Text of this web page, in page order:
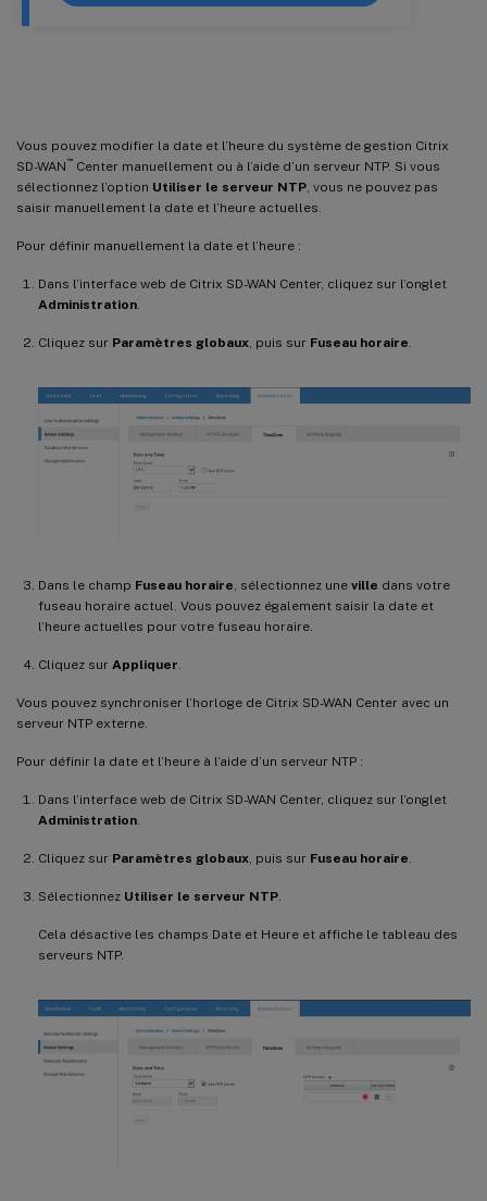
Vous pouvez modifier la date et l’heure du système de gestion Citrix
SD-WAN ™
Center manuellement ou à l’aide d’un serveur NTP. Si vous
sélectionnez l’option Utiliser le serveur NTP , vous ne pouvez pas
saisir manuellement la date et l’heure actuelles.
Pour définir manuellement la date et l’heure :
Dans l’interface web de Citrix SD-WAN Center, cliquez sur l’onglet
Administration
Cliquez sur Paramètres globaux , puis sur Fuseau horaire
Dans le champ Fuseau horaire, sélectionnez une ville dans votre
fuseau horaire actuel. Vous pouvez également saisir la date et
l’heure actuelles pour votre fuseau horaire.
Cliquez sur Appliquer.
Vous pouvez synchroniser l’horloge de Citrix SD-WAN Center avec un
serveur NTP externe.
Pour définir la date et l’heure à l’aide d’un serveur NTP :
Dans l’interface web de Citrix SD-WAN Center, cliquez sur l’onglet
Administration.
Cliquez sur Paramètres globaux, puis sur Fuseau horaire.
Sélectionnez Utiliser le serveur NTP.
Cela désactive les champs Date et Heure et affiche le tableau des
serveurs NTP.